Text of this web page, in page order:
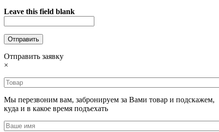
Leave this field blank
Отправить заявку
×
Мы перезвоним вам, забронируем за Вами товар и подскажем,
куда и в какое время подъехать